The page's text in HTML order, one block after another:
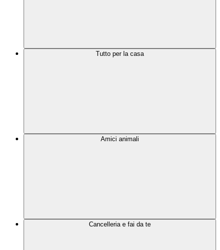
Tutto per la casa
Amici animali
Cancelleria e fai da te